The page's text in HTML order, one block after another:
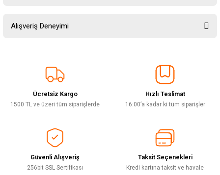
Bu ürünün fiyat bilgisi, resim, ürün açıklamalarında ve diğer konularda
yetersiz gördüğünüz noktaları öneri formunu kullanarak tarafımıza
Ürün resmi kalitesiz, bozuk veya görüntülenemiyor.
Ürün açıklamasında eksik bilgiler bulunuyor.
Ürün bilgilerinde hatalar bulunuyor.
Bu ürüne benzer farklı alternatifler olmalı.
Alışveriş Deneyimi
Deneyimini Paylaş
Ücretsiz Kargo
1500 TL ve üzeri tüm siparişlerde
Hızlı Teslimat
16:00’a kadar ki tüm siparişler
Güvenli Alışveriş
256bit SSL Sertifikası
Taksit Seçenekleri
Kredi kartına taksit ve havale